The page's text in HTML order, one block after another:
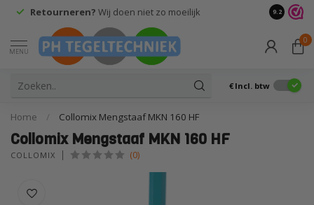
Retourneren? Wij doen niet zo moeilijk 9.2
MENU
0
€ Incl. btw
Home / Collomix Mengstaaf MKN 160 HF
Collomix Mengstaaf MKN 160 HF
COLLOMIX (0)